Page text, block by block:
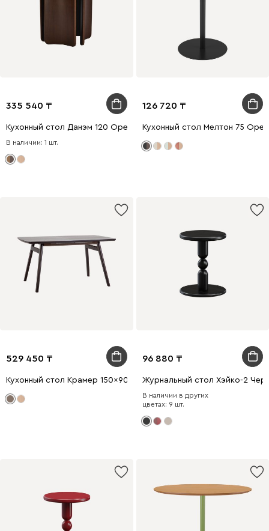
335 540
Кухонный стол Данэм 120 Ореx
В наличии: 1 шт.
126 720
Кухонный стол Мелтон 75
529 450
Кухонный стол Крамер 150x90 раскладной Ореx
96 880
Журнальный стол Хэйко-2
В наличии в других
цветах: 9 шт.